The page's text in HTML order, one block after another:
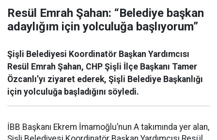
Resül Emrah Şahan: “Belediye başkan
adaylığım için yolculuğa başlıyorum”
Şişli Belediyesi Koordinatör Başkan Yardımcısı
Resül Emrah Şahan, CHP Şişli İlçe Başkanı Tamer
Özcanlı’yı ziyaret ederek, Şişli Belediye Başkanlığı
için yolculuğa başladığını söyledi.
İBB Başkanı Ekrem İmamoğlu’nun A takımında yer alan,